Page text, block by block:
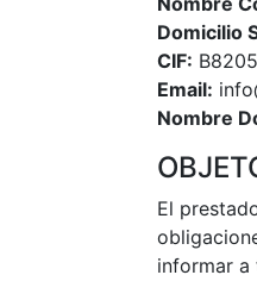
Domicilio
CIF:
Email:
Nombre
El
informar a